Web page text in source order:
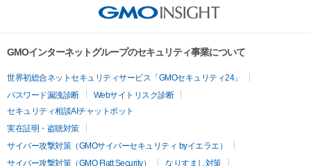
GMOインターネットグループのセキュリティ事業について
世界初総合ネットセキュリティサービス「GMOセキュリティ24」
パスワード漏洩診断
Webサイトリスク診断
セキュリティ相談AIチャットボット
実在証明・盗聴対策
サイバー攻撃対策（GMOサイバーセキュリティ byイエラエ）
サイバー攻撃対策（GMO Flatt Security）
なりすまし対策